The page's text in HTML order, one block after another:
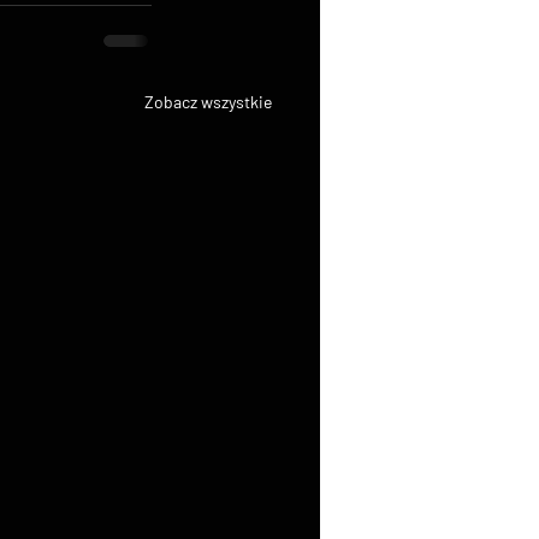
Zobacz wszystkie